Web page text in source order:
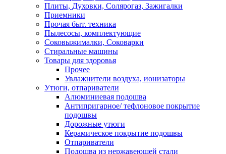
Плиты, Духовки, Солярогаз, Зажигалки
Приемники
Прочая быт. техника
Пылесосы, комплектующие
Соковыжималки, Соковарки
Стиральные машины
Товары для здоровья
Прочее
Увлажнители воздуха, ионизаторы
Утюги, отпариватели
Алюминиевая подошва
Антипригарное/ тефлоновое покрытие
подошвы
Дорожные утюги
Керамическое покрытие подошвы
Отпариватели
Подошва из нержавеющей стали